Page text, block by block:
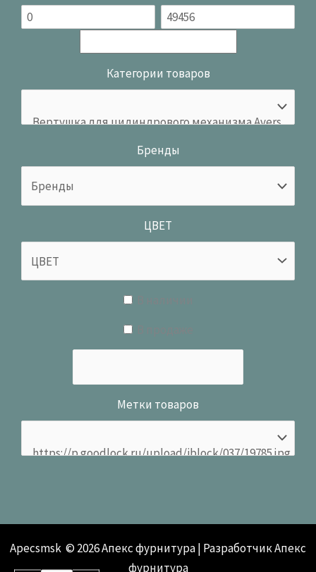
Категории товаров
Бренды
ЦВЕТ
Метки товаров
Apecsmsk © 2026 Апекс фурнитура | Разработчик Апекс
фурнитура